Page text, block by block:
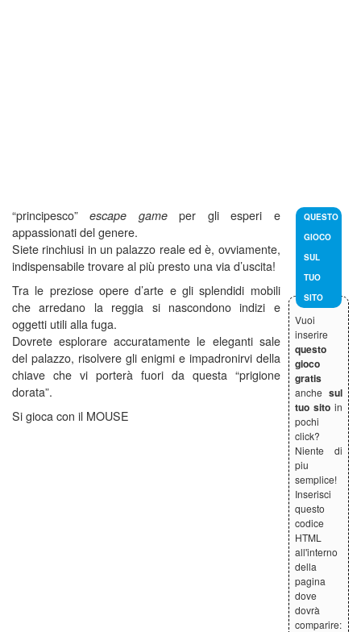
QUESTO
GIOCO
SUL
TUO
SITO
Vuoi
inserire
questo
gioco
gratis
anche sul
tuo sitoin
pochi
click?
Niente di
piu
semplice!
Inserisci
questo
codice
HTML
all'interno
della
pagina
dove
dovrà
comparire:
“principesco”escape gameper gli esperi e
appassionati del genere.
Siete rinchiusi in un palazzo reale ed è, ovviamente,
indispensabile trovare al più presto una via d’uscita!
Tra le preziose opere d’arte e gli splendidi mobili
che arredano la reggia si nascondono indizi e
oggetti utili alla fuga.
Dovrete esplorare accuratamente le eleganti sale
del palazzo, risolvere gli enigmi e impadronirvi della
chiave che vi porterà fuori da questa “prigione
dorata”.
Si gioca con il MOUSE